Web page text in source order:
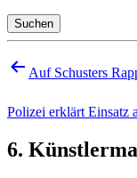
Suchen
Auf Schusters
Polizei erklärt Einsatz
6.